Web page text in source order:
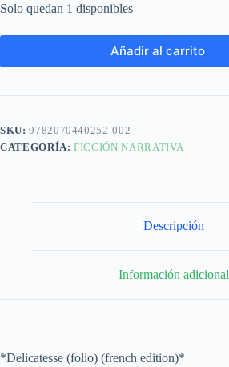
Solo quedan 1 disponibles
Añadir al carrito
SKU:9782070440252-002
CATEGORÍA:FICCIÓN NARRATIVA
Descripción
Información adicional
*Delicatesse (folio) (french edition)*